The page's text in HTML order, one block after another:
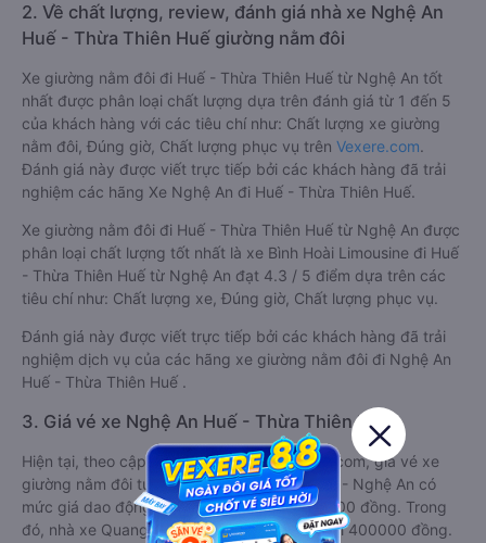
2. Về chất lượng, review, đánh giá nhà xe Nghệ An
Huế - Thừa Thiên Huế giường nằm đôi
Xe giường nằm đôi đi Huế - Thừa Thiên Huế từ Nghệ An tốt
nhất được phân loại chất lượng dựa trên đánh giá từ 1 đến 5
của khách hàng với các tiêu chí như: Chất lượng xe giường
nằm đôi, Đúng giờ, Chất lượng phục vụ trên Vexere.com.
Đánh giá này được viết trực tiếp bởi các khách hàng đã trải
nghiệm các hãng Xe Nghệ An đi Huế - Thừa Thiên Huế.
Xe giường nằm đôi đi Huế - Thừa Thiên Huế từ Nghệ An được
phân loại chất lượng tốt nhất là xe Bình Hoài Limousine đi Huế
- Thừa Thiên Huế từ Nghệ An đạt 4.3 / 5 điểm dựa trên các
tiêu chí như: Chất lượng xe, Đúng giờ, Chất lượng phục vụ.
Đánh giá này được viết trực tiếp bởi các khách hàng đã trải
nghiệm dịch vụ của các hãng xe giường nằm đôi đi Nghệ An
Huế - Thừa Thiên Huế .
3. Giá vé xe Nghệ An Huế - Thừa Thiên Huế
Hiện tại, theo cập nhật mới nhất của Vexere.com, giá vé xe
giường nằm đôi tuyến Huế - Thừa Thiên Huế - Nghệ An có
mức giá dao động từ 400000 đồng - 1260000 đồng. Trong
đó, nhà xe Quang Dũng có giá vé rẻ nhất, chỉ 400000 đồng.